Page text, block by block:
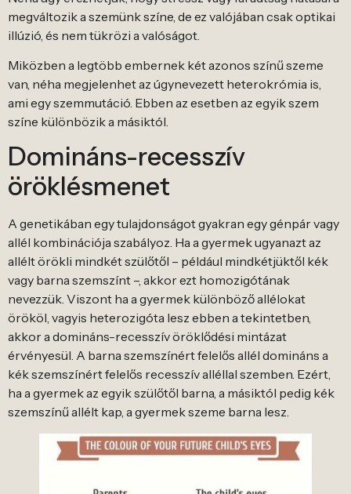
megváltozik a szemünk színe, de ez valójában csak optikai
illúzió, és nem tükrözi a valóságot.
Miközben a legtöbb embernek két azonos színű szeme
van, néha megjelenhet az úgynevezett heterokrómia is,
ami egy szemmutáció. Ebben az esetben az egyik szem
színe különbözik a másiktól.
Domináns-recesszív
öröklésmenet
A genetikában egy tulajdonságot gyakran egy génpár vagy
allél kombinációja szabályoz. Ha a gyermek ugyanazt az
allélt örökli mindkét szülőtől – például mindkétjüktől kék
vagy barna szemszínt –, akkor ezt homozigótának
nevezzük. Viszont ha a gyermek különböző allélokat
örököl, vagyis heterozigóta lesz ebben a tekintetben,
akkor a domináns-recesszív öröklődési mintázat
érvényesül. A barna szemszínért felelős allél domináns a
kék szemszínért felelős recesszív alléllal szemben. Ezért,
ha a gyermek az egyik szülőtől barna, a másiktól pedig kék
szemszínű allélt kap, a gyermek szeme barna lesz.